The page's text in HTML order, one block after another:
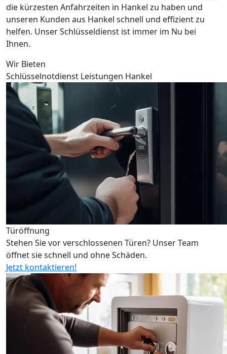
die kürzesten Anfahrzeiten in Hankel zu haben und
unseren Kunden aus Hankel schnell und effizient zu
helfen. Unser Schlüsseldienst ist immer im Nu bei
Ihnen.
Wir Bieten
Schlüsselnotdienst Leistungen Hankel
Türöffnung
Stehen Sie vor verschlossenen Türen? Unser Team
öffnet sie schnell und ohne Schäden.
Jetzt kontaktieren!